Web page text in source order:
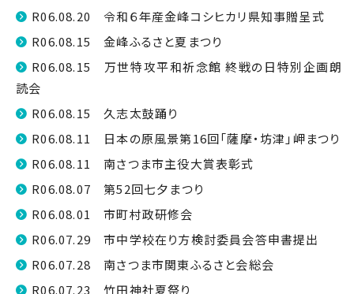
R06.08.20 令和６年産金峰コシヒカリ県知事贈呈式
R06.08.15 金峰ふるさと夏まつり
R06.08.15 万世特攻平和祈念館 終戦の日特別企画朗
読会
R06.08.15 久志太鼓踊り
R06.08.11 日本の原風景第16回「薩摩・坊津」岬まつり
R06.08.11 南さつま市主役大賞表彰式
R06.08.07 第52回七夕まつり
R06.08.01 市町村政研修会
R06.07.29 市中学校在り方検討委員会答申書提出
R06.07.28 南さつま市関東ふるさと会総会
R06.07.23 竹田神社夏祭り